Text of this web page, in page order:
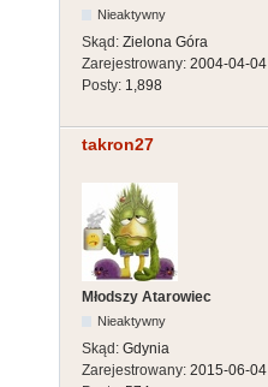
Nieaktywny
Skąd: Zielona Góra
Zarejestrowany: 2004-04-04
Posty: 1,898
takron27
Młodszy Atarowiec
Nieaktywny
Skąd: Gdynia
Zarejestrowany: 2015-06-04